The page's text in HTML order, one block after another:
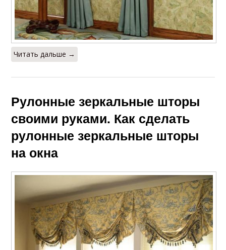
Читать дальше →
Рулонные зеркальные шторы
своими руками. Как сделать
рулонные зеркальные шторы
на окна